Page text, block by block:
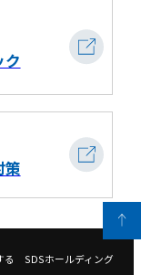
ク
策
る SDSホールディング